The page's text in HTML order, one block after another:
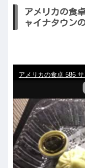
アメリカの食
ャイナタウン